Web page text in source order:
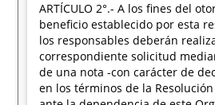
ARTÍCULO 2°.- A los fines del
beneficio establecido por esta
los responsables deberán
correspondiente solicitud
de una nota -con carácter de
en los términos de la Resolución